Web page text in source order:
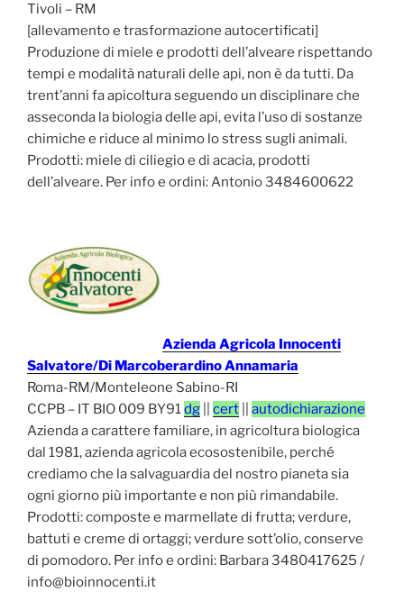
Tivoli – RM
[allevamento e trasformazione autocertificati]
Produzione di miele e prodotti dell’alveare rispettando
tempi e modalità naturali delle api, non è da tutti. Da
trent’anni fa apicoltura seguendo un disciplinare che
asseconda la biologia delle api, evita l’uso di sostanze
chimiche e riduce al minimo lo stress sugli animali.
Prodotti: miele di ciliegio e di acacia, prodotti
dell’alveare. Per info e ordini: Antonio 3484600622
Azienda Agricola Innocenti
Salvatore/Di Marcoberardino Annamaria
Roma-RM/Monteleone Sabino-RI
CCPB – IT BIO 009 BY91dg cert
autodichiarazione
Azienda a carattere familiare, in agricoltura biologica
dal 1981, azienda agricola ecosostenibile, perché
crediamo che la salvaguardia del nostro pianeta sia
ogni giorno più importante e non più rimandabile.
Prodotti: composte e marmellate di frutta; verdure,
battuti e creme di ortaggi; verdure sott’olio, conserve
di pomodoro. Per info e ordini: Barbara 3480417625 /
info@bioinnocenti.it